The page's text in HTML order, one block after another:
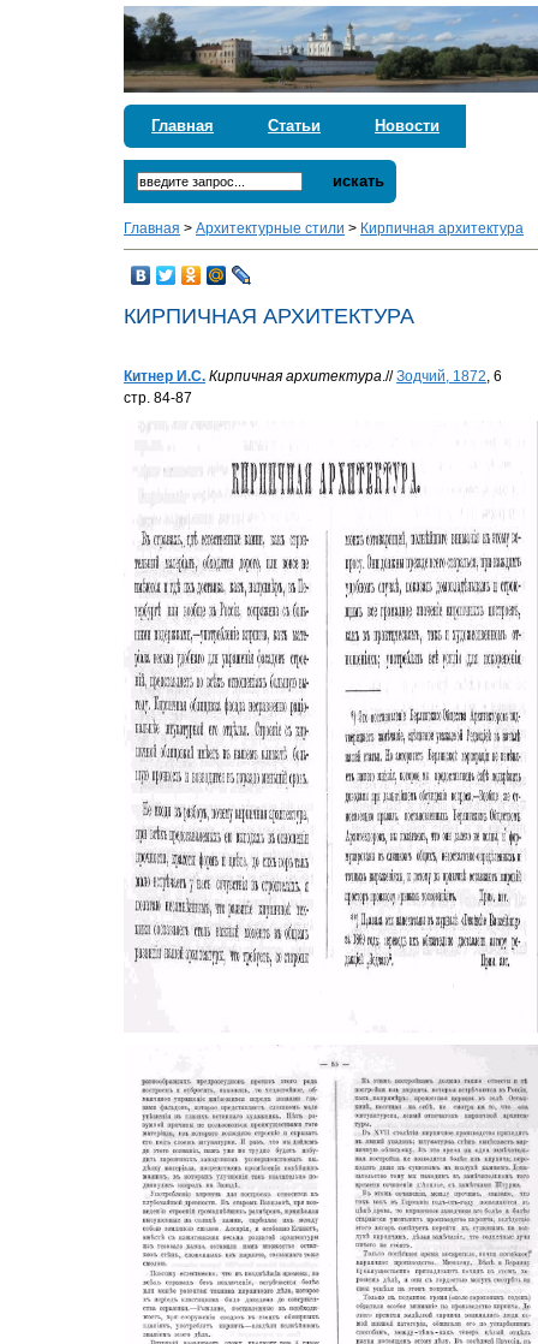
Главная Статьи Новости
искать
Главная >Архитектурные стили > Кирпичная архитектура
КИРПИЧНАЯ АРХИТЕКТУРА
Китнер И.С. Кирпичная архитектура.//Зодчий, 1872, 6
стр. 84-87